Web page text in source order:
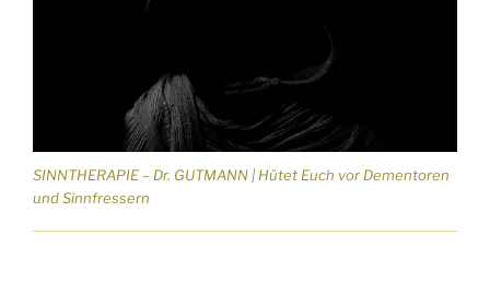
SINNTHERAPIE – Dr. GUTMANN | Hütet Euch vor Dementoren
und Sinnfressern